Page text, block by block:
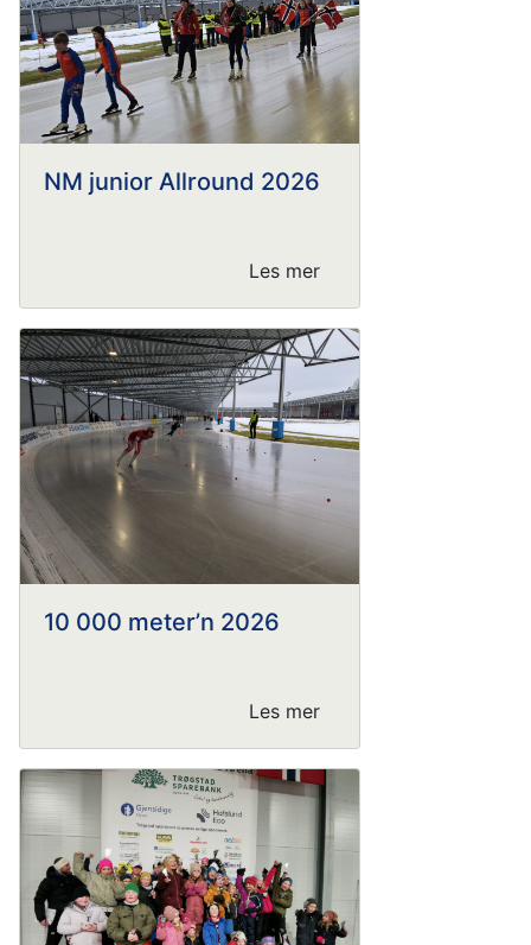
NM junior Allround 2026
Les mer
10 000 meter’n 2026
Les mer